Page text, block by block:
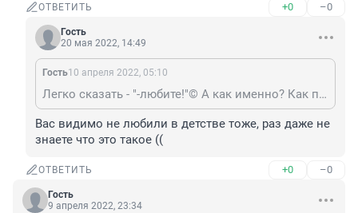
ОТВЕТИТЬ +0 –0
Гость
20 мая 2022, 14:49
Гость10 апреля 2022, 05:10
Легко сказать - "-любите!"© А как именно? Как правильнее?! Для большинство, любовь подразумевает себя - отдаться всем и каждому. Физически либо морально. А у кого то, в денежном эквиваленте - заплатил, нанял, откупил и т.д. Некоторые, любовью прикрывают - силу, физическую и психологическую. Можно и дальше продолжать, аналогию любви. Вот и получается, что родителей самих, в детстве не любили правильно... Они самые, ещё больше, под правила общества и пр. эту самую любовь исковеркали под удобный формат. А теперь сами и скажите, как именно они должны... якобы любить свое чадо? :) Как итог, помимо гнилых генов, ещё и фактор извращённых чувств - смешан. Итог; непонятное человекоподобное существо растет и развивается под догмами общественности и предоставленное самой себе. А родители, на ипотеку трудятся, работают. Профит!
Вас видимо не любили в детстве тоже, раз даже не
знаете что это такое ((
ОТВЕТИТЬ +0 –0
Гость
9 апреля 2022, 23:34